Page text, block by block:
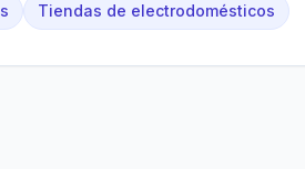
Tiendas de electrodomésticos